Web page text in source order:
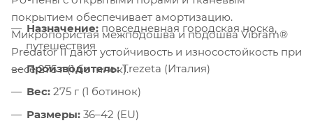
покрытием обеспечивает амортизацию.
Микропористая межподошва и подошва Vibram®
Predator II дают устойчивость и износостойкость при
весе 275 г (1 ботинок).
Назначение: повседневная городская носка,
путешествия
Производитель:Trezeta (Италия)
Вес: 275 г (1 ботинок)
Размеры: 36–42 (EU)